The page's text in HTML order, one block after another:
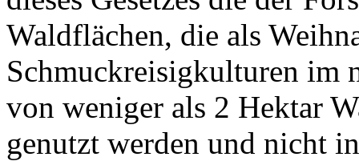
Waldflächen, die als
Schmuckreisigkulturen im
von weniger als 2 Hektar
genutzt werden und nicht